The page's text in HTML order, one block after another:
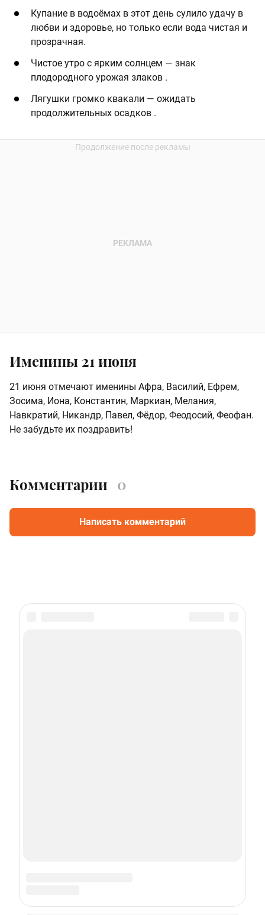
Купание в водоёмах в этот день сулило удачу в
любви и здоровье, но только если вода чистая и
прозрачная.
Чистое утро с ярким солнцем — знак
плодородного урожая злаков .
Лягушки громко квакали — ожидать
продолжительных осадков .
Именины 21 июня
21 июня отмечают именины Афра, Василий, Ефрем,
Зосима, Иона, Константин, Маркиан, Мелания,
Навкратий, Никандр, Павел, Фёдор, Феодосий, Феофан.
Не забудьте их поздравить!
Комментарии 0
Написать комментарий